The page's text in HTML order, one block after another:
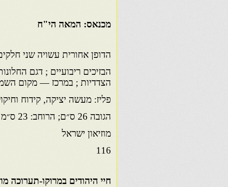
מכנאס: המאה הי"ח
הדופן אחורית עשויה שני
הבזיכים ריבועיים ; דגם
הצדדיות ; במרכז — מקום
פליז: מעשה יציקה, קידוח
הגובה 26 ס״ם; הרוחב: 23 ס״מ
מוזיאון ישראל
116
חיי היהודים במרוקו-תערוכה